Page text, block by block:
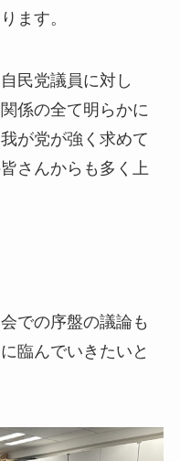
ます。
民党議員に対し
係の全て明らかに
が党が強く求めて
さんからも多く上
での序盤の議論も
臨んでいきたいと